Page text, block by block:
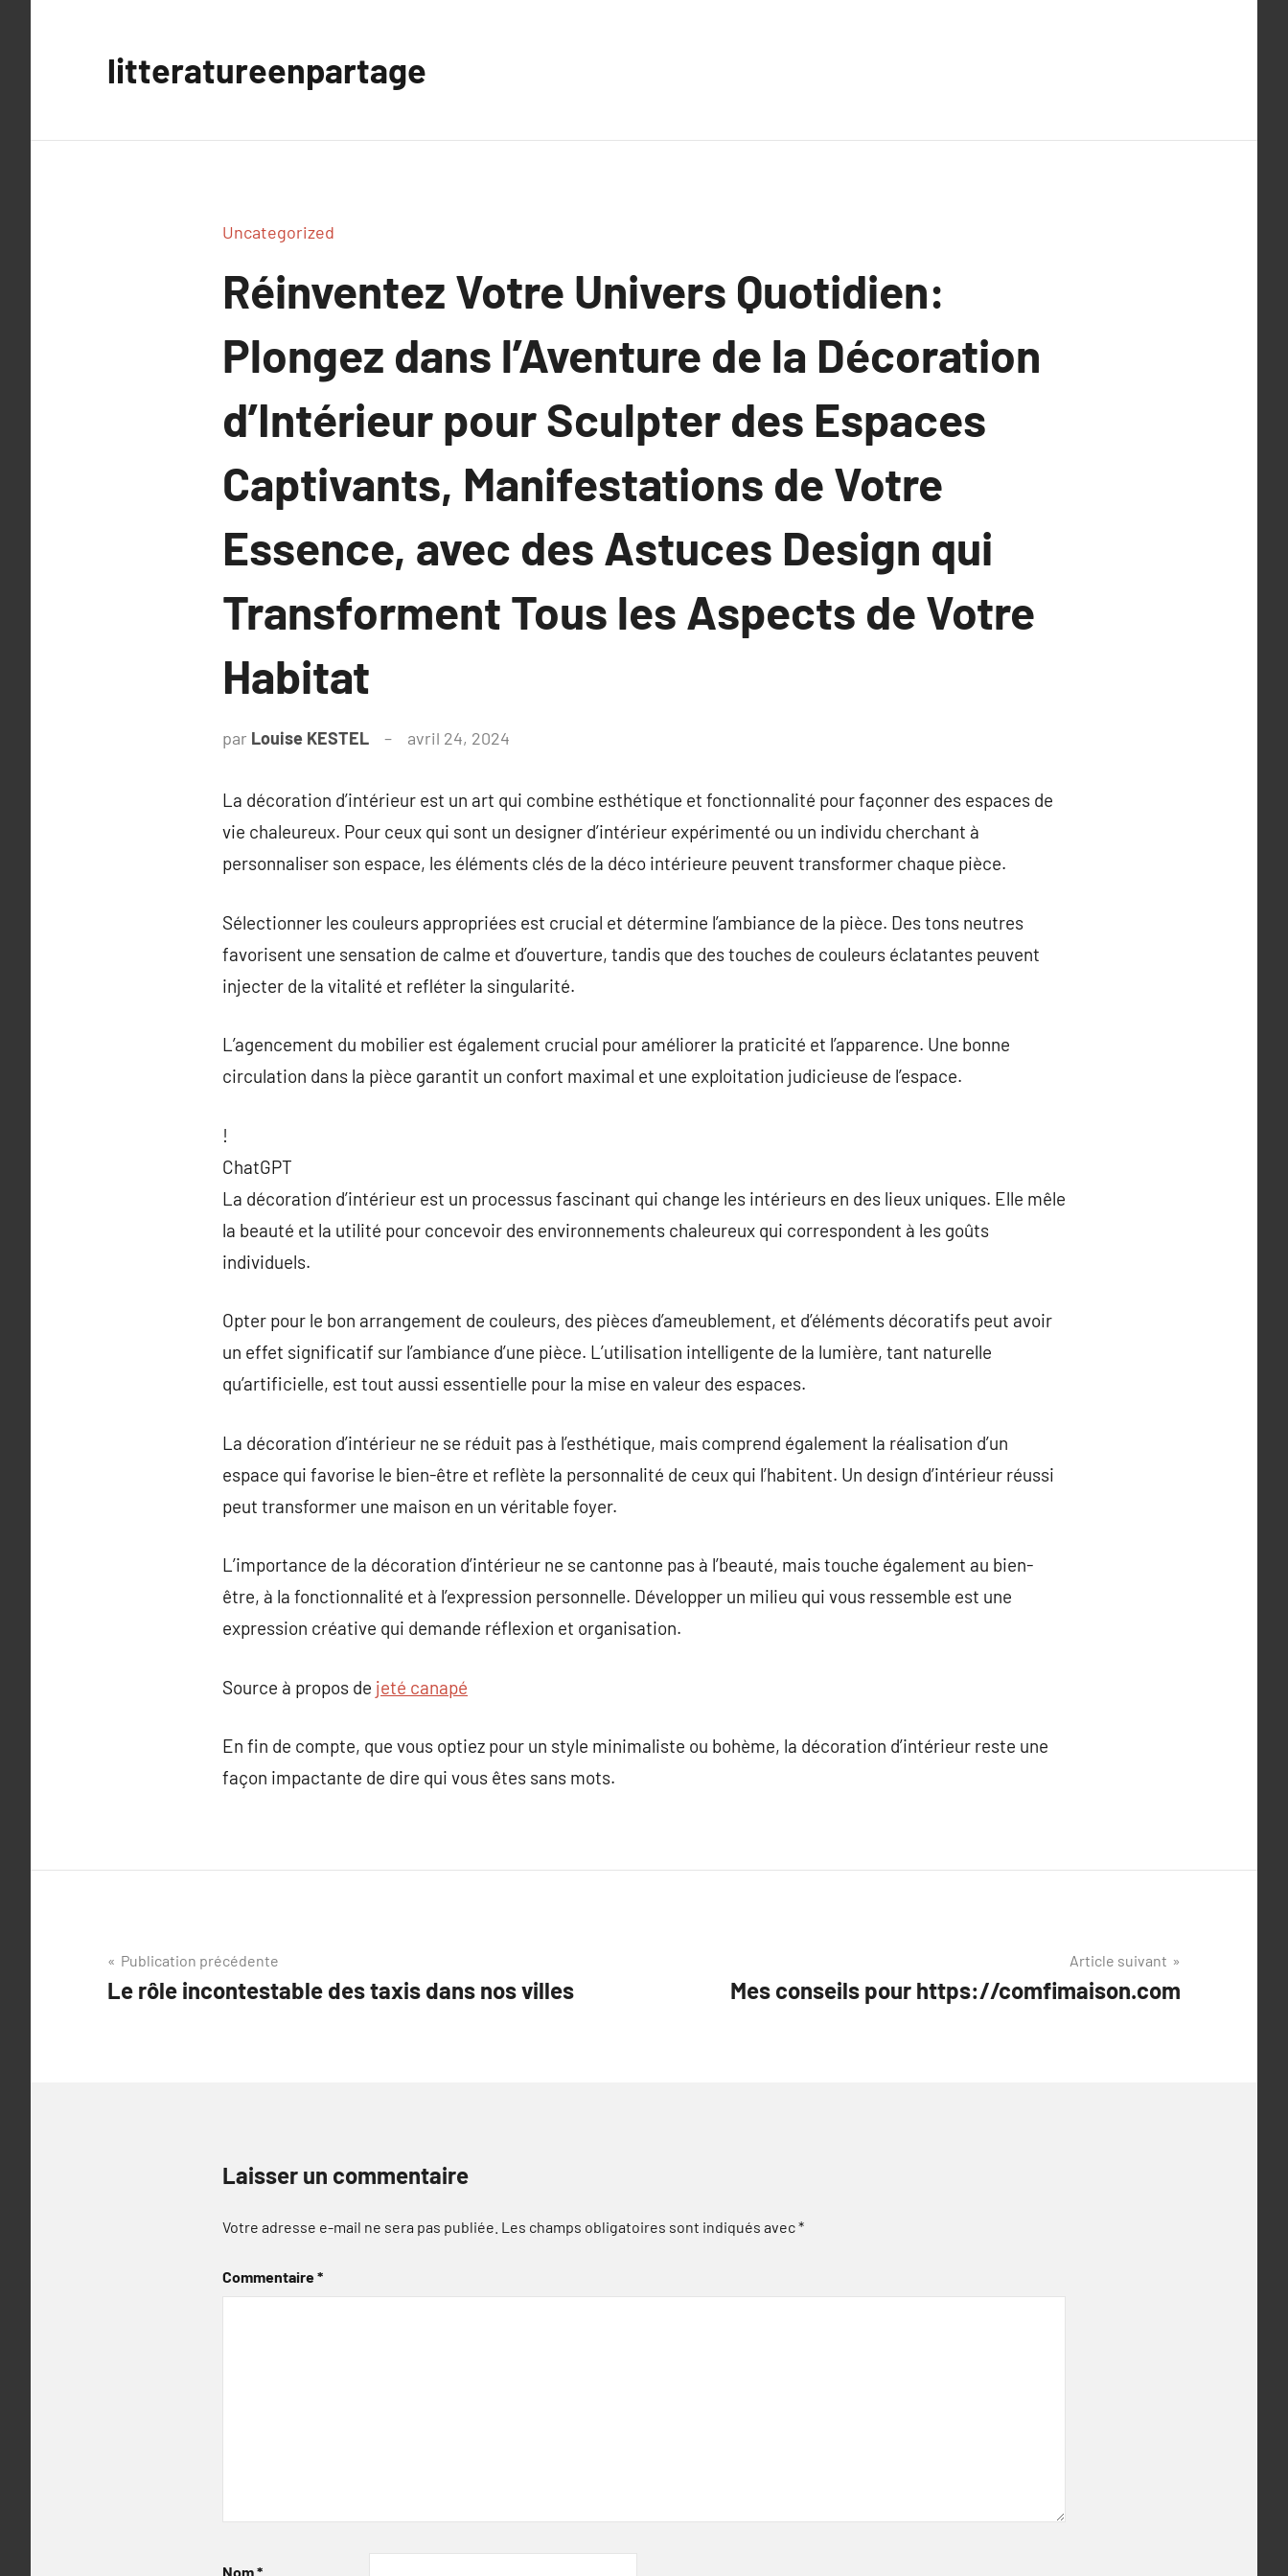
litteratureenpartage
Uncategorized
Réinventez Votre Univers Quotidien:
Plongez dans l’Aventure de la Décoration
d’Intérieur pour Sculpter des Espaces
Captivants, Manifestations de Votre
Essence, avec des Astuces Design qui
Transforment Tous les Aspects de Votre
Habitat
par Louise KESTEL avril 24, 2024
La décoration d’intérieur est un art qui combine esthétique et fonctionnalité pour façonner des espaces de
vie chaleureux. Pour ceux qui sont un designer d’intérieur expérimenté ou un individu cherchant à
personnaliser son espace, les éléments clés de la déco intérieure peuvent transformer chaque pièce.
Sélectionner les couleurs appropriées est crucial et détermine l’ambiance de la pièce. Des tons neutres
favorisent une sensation de calme et d’ouverture, tandis que des touches de couleurs éclatantes peuvent
injecter de la vitalité et refléter la singularité.
L’agencement du mobilier est également crucial pour améliorer la praticité et l’apparence. Une bonne
circulation dans la pièce garantit un confort maximal et une exploitation judicieuse de l’espace.
!
ChatGPT
La décoration d’intérieur est un processus fascinant qui change les intérieurs en des lieux uniques. Elle mêle
la beauté et la utilité pour concevoir des environnements chaleureux qui correspondent à les goûts
individuels.
Opter pour le bon arrangement de couleurs, des pièces d’ameublement, et d’éléments décoratifs peut avoir
un effet significatif sur l’ambiance d’une pièce. L’utilisation intelligente de la lumière, tant naturelle
qu’artificielle, est tout aussi essentielle pour la mise en valeur des espaces.
La décoration d’intérieur ne se réduit pas à l’esthétique, mais comprend également la réalisation d’un
espace qui favorise le bien-être et reflète la personnalité de ceux qui l’habitent. Un design d’intérieur réussi
peut transformer une maison en un véritable foyer.
L’importance de la décoration d’intérieur ne se cantonne pas à l’beauté, mais touche également au bien-
être, à la fonctionnalité et à l’expression personnelle. Développer un milieu qui vous ressemble est une
expression créative qui demande réflexion et organisation.
Source à propos de jeté canapé
En fin de compte, que vous optiez pour un style minimaliste ou bohème, la décoration d’intérieur reste une
façon impactante de dire qui vous êtes sans mots.
Navigation
de
Publication précédente
Le rôle incontestable des taxis dans nos villes
Article suivant
Mes conseils pour https://comfimaison.com
Laisser un commentaire
Votre adresse e-mail ne sera pas publiée. Les champs obligatoires sont indiqués avec*
Commentaire*
Nom*